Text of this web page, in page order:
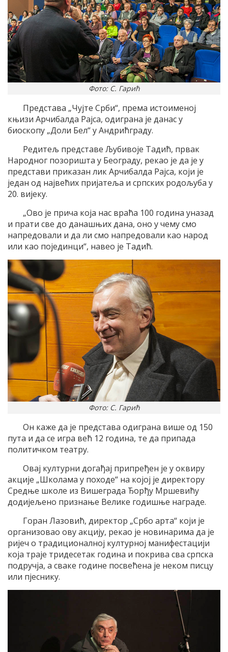
Фото: С. Гарић
Представа „Чујте Срби“, према истоименој
књизи Арчибалда Рајса, одиграна је данас у
биоскопу „Доли Бел“ у Андрићграду.
Редитељ представе Љубивоје Тадић, првак
Народног позоришта у Београду, рекао је да је у
представи приказан лик Арчибалда Рајса, који је
један од највећих пријатеља и српских родољуба у
20. вијеку.
„Ово је прича која нас враћа 100 година уназад
и прати све до данашњих дана, оно у чему смо
напредовали и да ли смо напредовали као народ
или као појединци“, навео је Тадић.
Фото: С. Гарић
Он каже да је представа одиграна више од 150
пута и да се игра већ 12 година, те да припада
политичком театру.
Овај културни догађај припређен је у оквиру
акције „Школама у походе“ на којој је директору
Средње школе из Вишеграда Ђорђу Мршевићу
додијељено признање Велике годишње награде.
Горан Лазовић, директор „Србо арта“ који је
организовао ову акцију, рекао је новинарима да је
ријеч о традиционалној културној манифестацији
која траје тридесетак година и покрива сва српска
подручја, а сваке године посвећена је неком писцу
или пјеснику.